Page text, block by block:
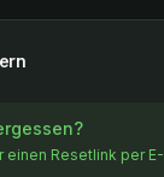
einen Resetlink per